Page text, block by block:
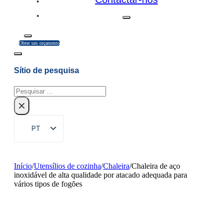
Obter um orçamento
Sítio de pesquisa
Pesquisar
×
PT
EN
FR
Início/Utensílios de cozinha/Chaleira/Chaleira de aço
inoxidável de alta qualidade por atacado adequada para
vários tipos de fogões